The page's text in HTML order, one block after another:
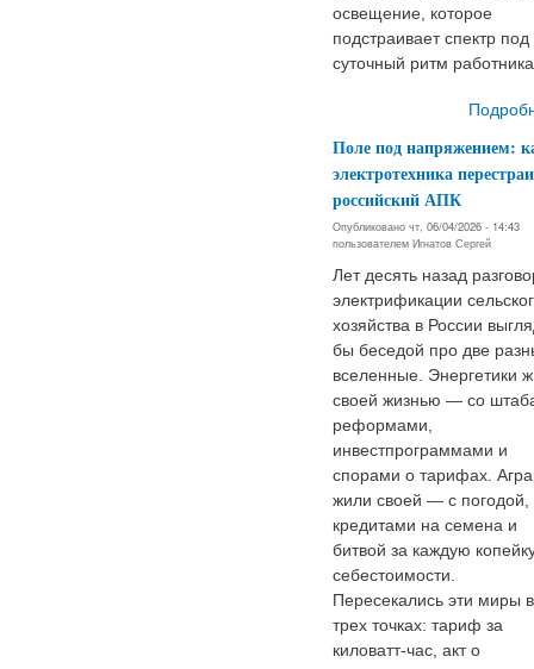
освещение, которое
подстраивает спектр под
суточный ритм
Поле под напряжением:
электротехника
российский АПК
Опубликовано чт, 06/04/2026 - 14:43
пользователем Игнатов Сергей
Лет десять назад
электрификации
хозяйства в России
бы беседой про две
вселенные. Энергетики
своей жизнью — со
реформами,
инвестпрограммами и
спорами о тарифах.
жили своей — с погодой,
кредитами на семена и
битвой за каждую
себестоимости.
Пересекались эти миры в
трех точках: тариф за
киловатт-час, акт о